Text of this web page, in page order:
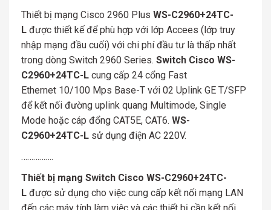
Thiết bị mạng Cisco 2960 Plus WS-C2960+24TC-
L được thiết kế để phù hợp với lớp Accees (lớp truy
nhập mạng đầu cuối) với chi phí đầu tư là thấp nhất
trong dòng Switch 2960 Series. Switch Cisco WS-
C2960+24TC-L cung cấp 24 cổng Fast
Ethernet 10/100 Mps Base-T với 02 Uplink GE T/SFP
để kết nối đường uplink quang Multimode, Single
Mode hoặc cáp đổng CAT5E, CAT6. WS-
C2960+24TC-L sử dụng điện AC 220V.
…………….
Thiết bị mạng Switch Cisco WS-C2960+24TC-
L được sử dụng cho việc cung cấp kết nối mạng LAN